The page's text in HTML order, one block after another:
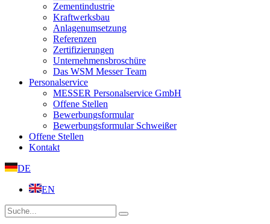
Zementindustrie
Kraftwerksbau
Anlagenumsetzung
Referenzen
Zertifizierungen
Unternehmensbroschüre
Das WSM Messer Team
Personalservice
MESSER Personalservice GmbH
Offene Stellen
Bewerbungsformular
Bewerbungsformular Schweißer
Offene Stellen
Kontakt
DE
EN